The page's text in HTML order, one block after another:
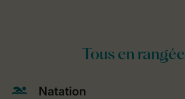
Tous en rangée
Natation